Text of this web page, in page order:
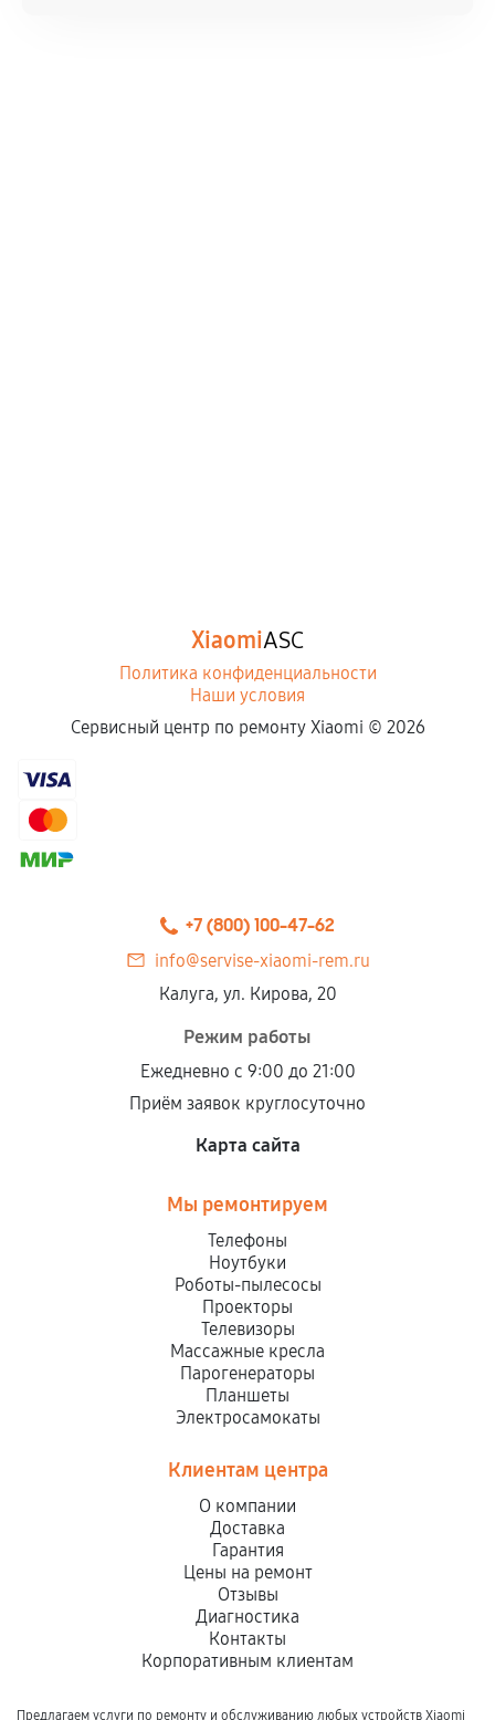
XiaomiASC
Политика конфиденциальности
Наши условия
Сервисный центр по ремонту Xiaomi © 2026
+7 (800) 100-47-62
info@servise-xiaomi-rem.ru
Калуга, ул. Кирова, 20
Режим работы
Ежедневно с 9:00 до 21:00
Приём заявок круглосуточно
Карта сайта
Мы ремонтируем
Телефоны
Ноутбуки
Роботы-пылесосы
Проекторы
Телевизоры
Массажные кресла
Парогенераторы
Планшеты
Электросамокаты
Клиентам центра
О компании
Доставка
Гарантия
Цены на ремонт
Отзывы
Диагностика
Контакты
Корпоративным клиентам
Предлагаем услуги по ремонту и обслуживанию любых устройств Xiaomi